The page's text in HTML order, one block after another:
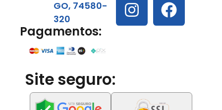
GO, 74580-
320
Pagamentos:
Site seguro: